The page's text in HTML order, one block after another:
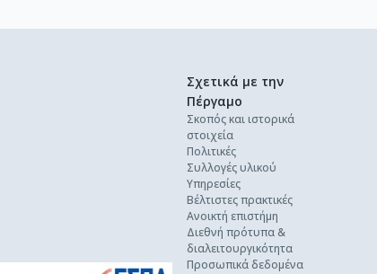
Σχετικά με την
Πέργαμο
Σκοπός και ιστορικά
στοιχεία
Πολιτικές
Συλλογές υλικού
Υπηρεσίες
Βέλτιστες πρακτικές
Ανοικτή επιστήμη
Διεθνή πρότυπα &
διαλειτουργικότητα
Προσωπικά δεδομένα